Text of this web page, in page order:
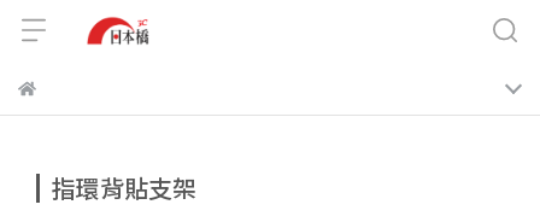
指環背貼支架